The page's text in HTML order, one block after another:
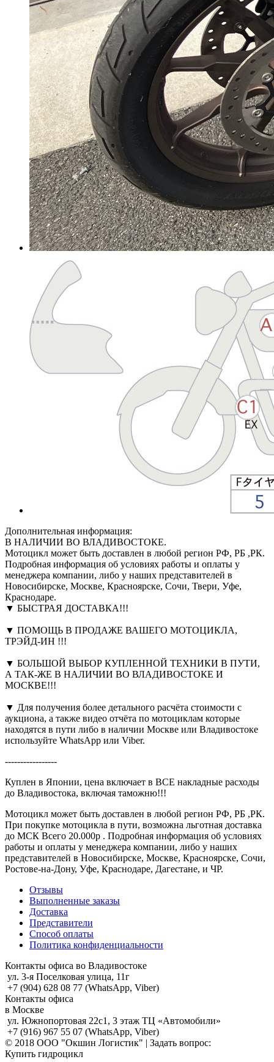
Дополнительная информация:
В НАЛИЧИИ ВО ВЛАДИВОСТОКЕ.
Мотоцикл может быть доставлен в любой регион РФ, РБ ,РК.
Подробная информация об условиях работы и оплаты у
менеджера компании, либо у наших представителей в
Новосибирске, Москве, Красноярске, Сочи, Твери, Уфе,
Краснодаре.
▼ БЫСТРАЯ ДОСТАВКА!!!
▼ ПОМОЩЬ В ПРОДАЖЕ ВАШЕГО МОТОЦИКЛА,
ТРЭЙД-ИН !!!
▼ БОЛЬШОЙ ВЫБОР КУПЛЕННОЙ ТЕХНИКИ В ПУТИ,
А ТАК-ЖЕ В НАЛИЧИИ ВО ВЛАДИВОСТОКЕ И
МОСКВЕ!!!
▼ Для получения более детального расчёта стоимости с
аукциона, а также видео отчёта по мотоциклам которые
находятся в пути либо в наличии Москве или Владивостоке
используйте WhatsApp или Viber.
-----------------
Куплен в Японии, цена включает в ВСЕ накладные расходы
до Владивостока, включая таможню!!!
Мотоцикл может быть доставлен в любой регион РФ, РБ ,РК.
При покупке мотоцикла в пути, возможна льготная доставка
до МСК Всего 20.000р . Подробная информация об условиях
работы и оплаты у менеджера компании, либо у наших
представителей в Новосибирске, Москве, Красноярске, Сочи,
Ростове-на-Дону, Уфе, Краснодаре, Дагестане, и ЧР.
Отзывы
Выполненные заказы
Доставка
Представители
Способ оплаты
Политика конфиденциальности
Контакты офиса во Владивостоке
ул. 3-я Поселковая улица, 11г
+7 (904) 628 08 77 (WhatsApp, Viber)
Контакты офиса
в Москве
ул. Южнопортовая 22с1, 3 этаж ТЦ «Автомобили»
+7 (916) 967 55 07 (WhatsApp, Viber)
© 2018 ООО "Окшин Логистик" | Задать вопрос:
Купить гидроцикл